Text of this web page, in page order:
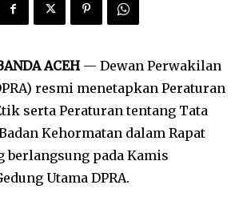
ACEH — Dewan Perwakilan
resmi menetapkan Peraturan
serta Peraturan tentang Tata
Kehormatan dalam Rapat
berlangsung pada Kamis
Utama DPRA.